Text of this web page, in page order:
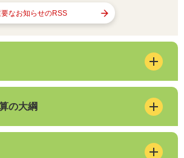
なお知らせのRSS
の大綱